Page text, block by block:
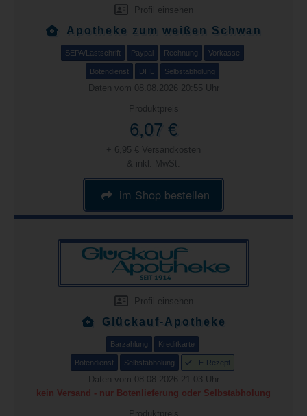
Profil einsehen
Apotheke zum weißen Schwan
SEPA/Lastschrift Paypal Rechnung Vorkasse
Botendienst DHL Selbstabholung
Daten vom 08.08.2026 20:55 Uhr
Produktpreis
6,07 €
+ 6,95 € Versandkosten
& inkl. MwSt.
im Shop bestellen
Profil einsehen
Glückauf-Apotheke
Barzahlung Kreditkarte
Botendienst Selbstabholung E-Rezept
Daten vom 08.08.2026 21:03 Uhr
kein Versand - nur Botenlieferung oder Selbstabholung
Produktpreis